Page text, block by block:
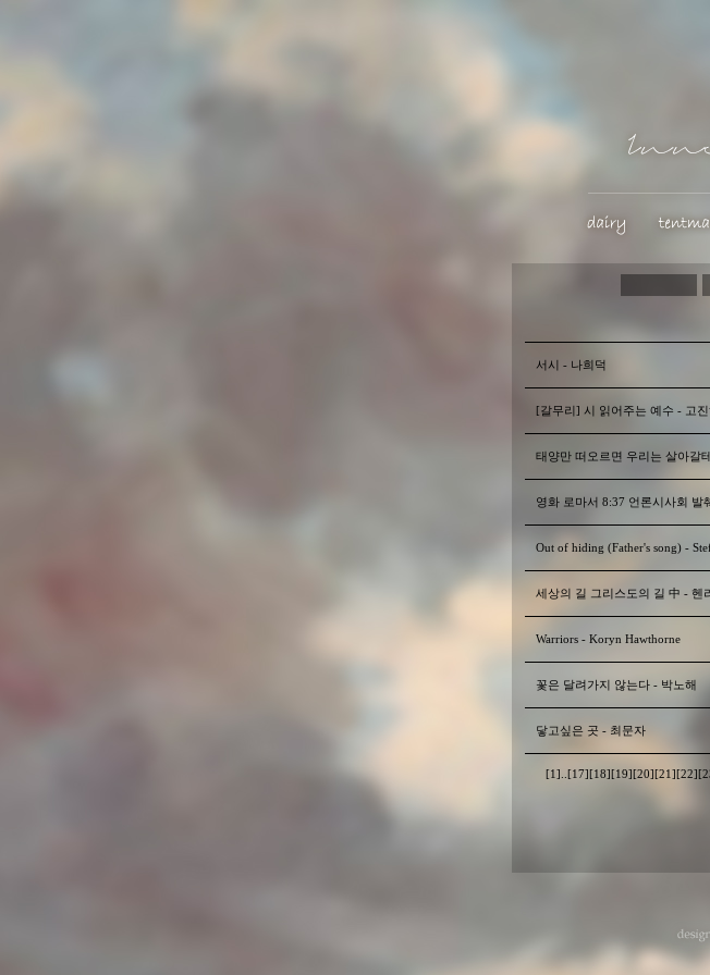
서시 - 나희덕
[갈무리] 시 읽어주는 예수 - 고
태양만 떠오르면 우리는 살아갈
영화 로마서 8:37 언론시사회 발췌
Out of hiding (Father's song) -
세상의 길 그리스도의 길 中 - 헨
Warriors - Koryn Hawthorne
꽃은 달려가지 않는다 - 박노해
닿고싶은 곳 - 최문자
[1] [17] [18] [19] [20] [21] [22]